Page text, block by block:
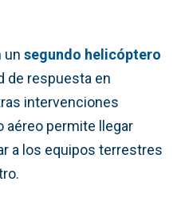
un segundo helicóptero
de respuesta en
intervenciones
aéreo permite llegar
a los equipos terrestres